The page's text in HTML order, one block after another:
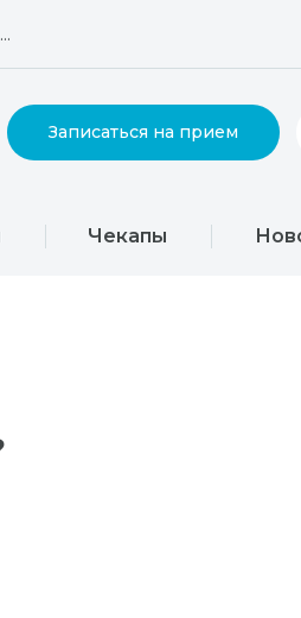
Записаться на прием
Чекапы